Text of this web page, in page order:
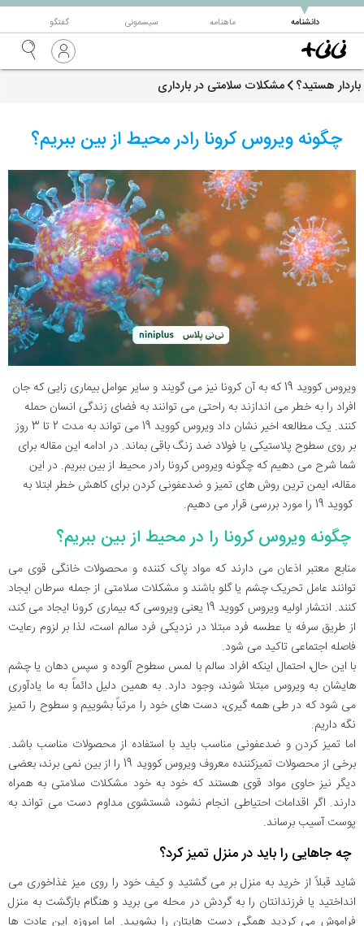
دانشنامه
▼ ماهنامه سیسمونی گفتگو
باردار هستید؟ مشکلات سلامتی در بارداری
چگونه ویروس کرونا رادر محیط از بین ببریم؟
ویروس کووید 19 که به آن کرونا نیز می گویند و سایر عوامل بیماری زایی که جان
افراد را به خطر می اندازند به راحتی می توانند به فضای زندگی انسان حمله
کنند. یک مطالعه اخیر نشان داد ویروس کووید 19 می تواند به مدت 2 تا 3 روز
بر روی سطوح پلاستیکی یا فولاد ضد زنگ باقی بماند. در ادامه این مقاله برای
شما شرح می دهیم که چگونه ویروس کرونا رادر محیط از بین ببریم. در این
مقاله، ایمن ترین روش های تمیز و ضدعفونی کردن برای کاهش خطر ابتلا به
کووید 19 را مورد بررسی قرار می دهیم.
چگونه ویروس کرونا را در محیط از بین ببریم؟
منابع معتبر اذعان می دارند که مواد پاک کننده و محصولات خانگی قوی می
توانند عامل تحریک چشم یا گلو باشند و مشکلات سلامتی از جمله سرطان ایجاد
کنند. انتشار اولیه ویروس کووید 19 یعنی ویروسی که بیماری کرونا ایجاد می کند،
از طریق سرفه یا عطسه فرد مبتلا در نزدیکی فرد سالم است، لذا بر لزوم رعایت
فاصله اجتماعی تاکید می شود.
با این حال، احتمال اینکه افراد سالم با لمس سطوح آلوده و سپس دهان یا چشم
هایشان به ویروس مبتلا شوند، وجود دارد. به همین دلیل دائماً به ما یادآوری
می شود که در طی همه گیری، دست های خود را مرتباً بشوییم و سطوح را تمیز
نگه داریم.
اما تمیز کردن و ضدعفونی مناسب باید با استفاده از محصولات مناسب باشد.
برخی از محصولات تمیزکننده معروف ویروس کووید 19 را از بین نمی برند، بعضی
دیگر نیز حاوی مواد قوی هستند که خود به خود مشکلات سلامتی به همراه
دارند. اگر اقدامات احتیاطی انجام نشود، شستشوی مداوم دست می تواند به
پوست آسیب برساند.
چه جاهایی را باید در منزل تمیز کرد؟
شاید قبلاً از خرید به منزل بر می گشتید و کیف خود را روی میز غذاخوری می
انداختید یا فرزندانتان را به گردش در محله می برید و هنگام بازگشت به منزل
فراموش می کردید همگی دست هایتان را بشویید. اما امروزه این عادت ها